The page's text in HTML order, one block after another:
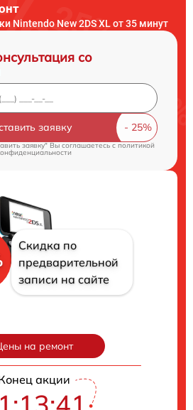
Nintendo New 2DS XL от 35 минут
со
заявку
заявку" Вы соглашаетесь c политикой
Скидка по
предварительной
записи на сайте
на ремонт
акции